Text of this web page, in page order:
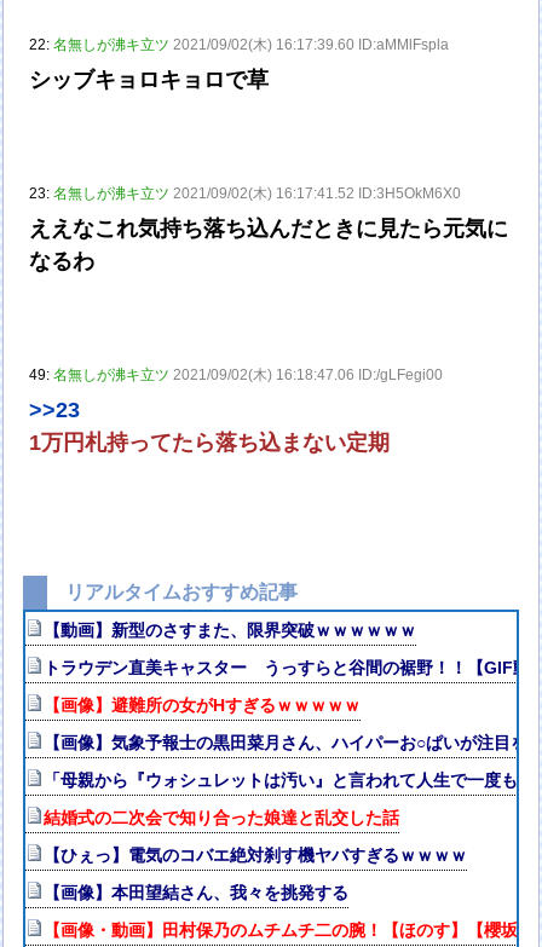
22:名無しが沸キ立ツ 2021/09/02(木) 16:17:39.60 ID:aMMlFspla
シッブキョロキョロで草
23:名無しが沸キ立ツ 2021/09/02(木) 16:17:41.52 ID:3H5OkM6X0
ええなこれ気持ち落ち込んだときに見たら元気に
なるわ
49:名無しが沸キ立ツ 2021/09/02(木) 16:18:47.06 ID:/gLFegi00
>>23
1万円札持ってたら落ち込まない定期
リアルタイムおすすめ記事
【動画】新型のさすまた、限界突破ｗｗｗｗｗｗ
トラウデン直美キャスター うっすらと谷間の裾野！！【GIF動
【画像】避難所の女がHすぎるｗｗｗｗｗ
【画像】気象予報士の黒田菜月さん、ハイパーお○ぱいが注目を
「母親から『ウォシュレットは汚い』と言われて人生で一度も
結婚式の二次会で知り合った娘達と乱交した話
【ひぇっ】電気のコバエ絶対刹す機ヤバすぎるｗｗｗｗ
【画像】本田望結さん、我々を挑発する
【画像・動画】田村保乃のムチムチ二の腕！【ほのす】【櫻坂46